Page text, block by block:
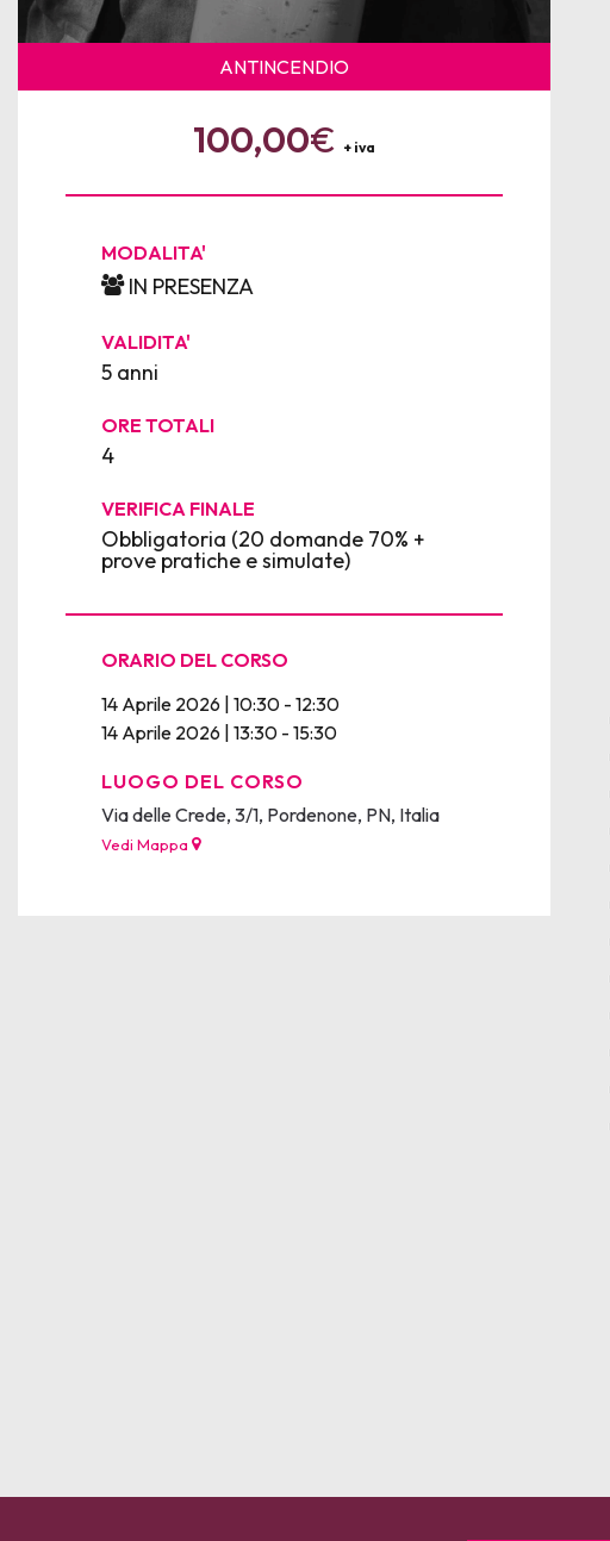
ANTINCENDIO
100,00€ + iva
MODALITA'
IN PRESENZA
VALIDITA'
5 anni
ORE TOTALI
4
VERIFICA FINALE
Obbligatoria (20 domande 70% +
prove pratiche e simulate)
ORARIO DEL CORSO
14 Aprile 2026 | 10:30 - 12:30
14 Aprile 2026 | 13:30 - 15:30
LUOGO DEL CORSO
Via delle Crede, 3/1, Pordenone, PN, Italia
Vedi Mappa